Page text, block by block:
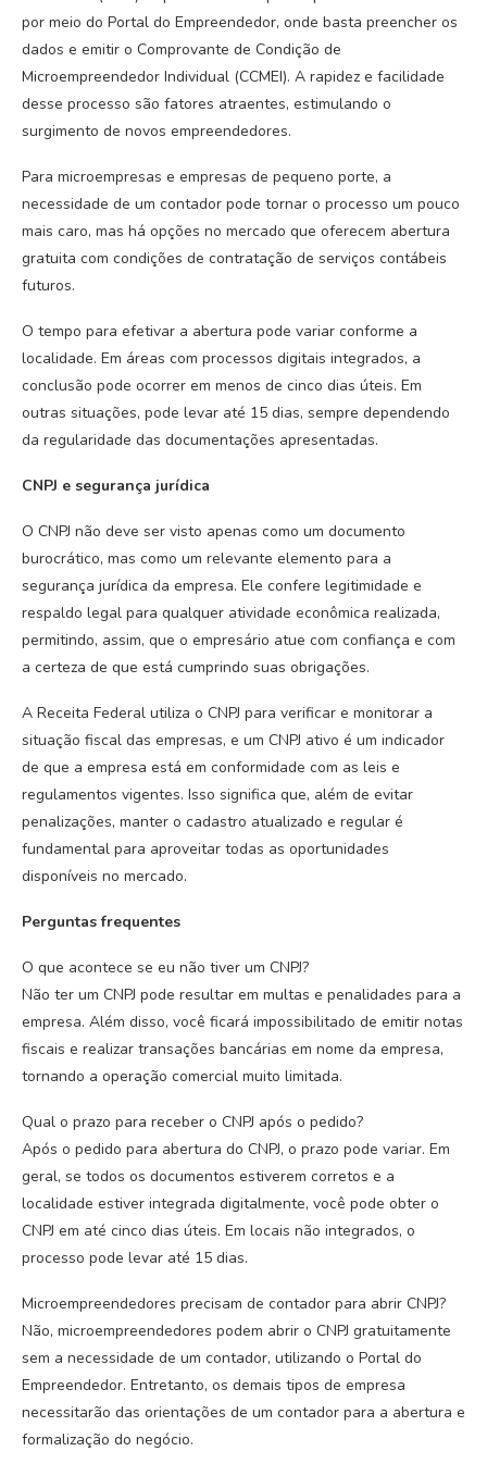
por meio do Portal do Empreendedor, onde basta preencher os
dados e emitir o Comprovante de Condição de
Microempreendedor Individual (CCMEI). A rapidez e facilidade
desse processo são fatores atraentes, estimulando o
surgimento de novos empreendedores.
Para microempresas e empresas de pequeno porte, a
necessidade de um contador pode tornar o processo um pouco
mais caro, mas há opções no mercado que oferecem abertura
gratuita com condições de contratação de serviços contábeis
futuros.
O tempo para efetivar a abertura pode variar conforme a
localidade. Em áreas com processos digitais integrados, a
conclusão pode ocorrer em menos de cinco dias úteis. Em
outras situações, pode levar até 15 dias, sempre dependendo
da regularidade das documentações apresentadas.
CNPJ e segurança jurídica
O CNPJ não deve ser visto apenas como um documento
burocrático, mas como um relevante elemento para a
segurança jurídica da empresa. Ele confere legitimidade e
respaldo legal para qualquer atividade econômica realizada,
permitindo, assim, que o empresário atue com confiança e com
a certeza de que está cumprindo suas obrigações.
A Receita Federal utiliza o CNPJ para verificar e monitorar a
situação fiscal das empresas, e um CNPJ ativo é um indicador
de que a empresa está em conformidade com as leis e
regulamentos vigentes. Isso significa que, além de evitar
penalizações, manter o cadastro atualizado e regular é
fundamental para aproveitar todas as oportunidades
disponíveis no mercado.
Perguntas frequentes
O que acontece se eu não tiver um CNPJ?
Não ter um CNPJ pode resultar em multas e penalidades para a
empresa. Além disso, você ficará impossibilitado de emitir notas
fiscais e realizar transações bancárias em nome da empresa,
tornando a operação comercial muito limitada.
Qual o prazo para receber o CNPJ após o pedido?
Após o pedido para abertura do CNPJ, o prazo pode variar. Em
geral, se todos os documentos estiverem corretos e a
localidade estiver integrada digitalmente, você pode obter o
CNPJ em até cinco dias úteis. Em locais não integrados, o
processo pode levar até 15 dias.
Microempreendedores precisam de contador para abrir CNPJ?
Não, microempreendedores podem abrir o CNPJ gratuitamente
sem a necessidade de um contador, utilizando o Portal do
Empreendedor. Entretanto, os demais tipos de empresa
necessitarão das orientações de um contador para a abertura e
formalização do negócio.